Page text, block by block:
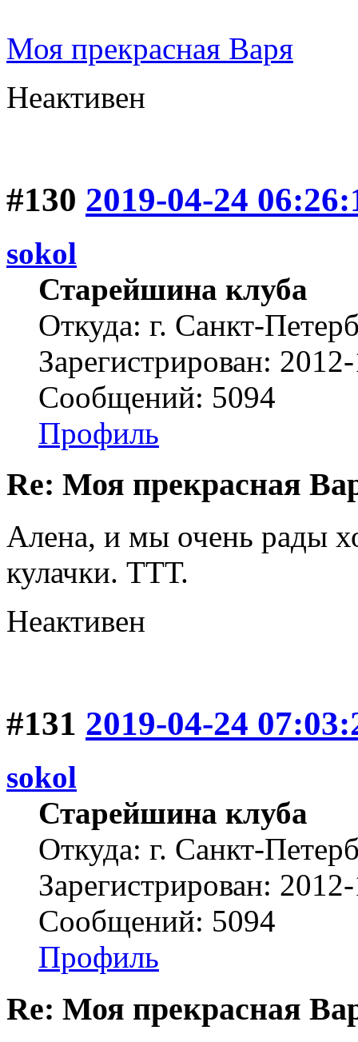
Моя прекрасная Варя
Неактивен
#130 2019-04-24
sokol
Старейшина клуба
Откуда: г. Санкт-
Зарегистрирован:
Сообщений: 5094
Профиль
Re: Моя прекрасная
Алена, и мы очень рады
кулачки. ТТТ.
Неактивен
#131 2019-04-24
sokol
Старейшина клуба
Откуда: г. Санкт-
Зарегистрирован:
Сообщений: 5094
Профиль
Re: Моя прекрасная